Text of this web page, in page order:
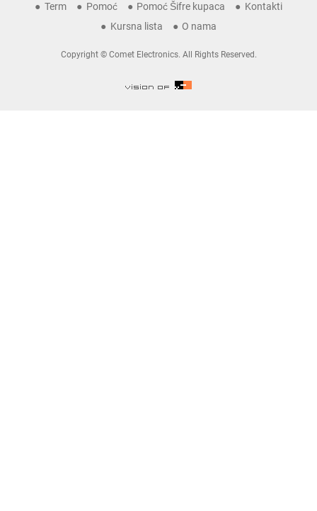
Term Pomoć Pomoć Šifre kupaca
Kontakti
Kursna lista
O nama
Copyright © Comet Electronics. All Rights Reserved.